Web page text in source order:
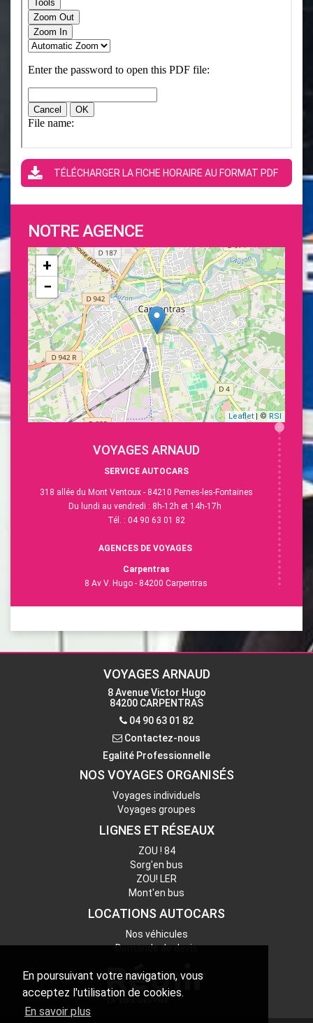
En poursuivant votre navigation, vous
acceptez l'utilisation de cookies.
En savoir plus
TÉLÉCHARGER LA FICHE HORAIRE AU FORMAT PDF
NOTRE AGENCE
+
−
Leaflet| © RSI
VOYAGES ARNAUD
SERVICE AUTOCARS
318 allée du Mont Ventoux - 84210 Pernes-les-Fontaines
Du lundi au vendredi : 8h-12h et 14h-17h
Tél. : 04 90 63 01 82
AGENCES DE VOYAGES
Carpentras
8 Av V. Hugo - 84200 Carpentras
L'Isle-sur-la-Sorgue
13 Esp. R.Vasse - 84800 L'Isle-sur-la-Sorgue
Du lundi au vendredi : 9h-12h30 et 14h-18h
Samedi : 9h-12h
Tél. : 04 90 38 15 58
Contactez-nous
VOYAGES ARNAUD
8 Avenue Victor Hugo
84200 CARPENTRAS
04 90 63 01 82
Contactez-nous
Egalité Professionnelle
NOS VOYAGES ORGANISÉS
Voyages individuels
Voyages groupes
LIGNES ET RÉSEAUX
ZOU ! 84
Sorg'en bus
ZOU! LER
Mont'en bus
LOCATIONS AUTOCARS
Nos véhicules
Demande de devis